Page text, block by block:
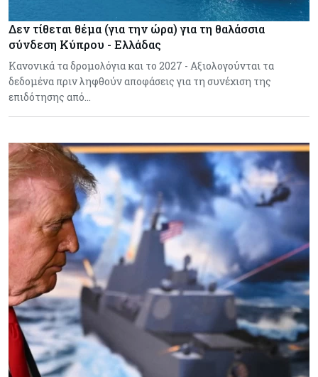
Δεν τίθεται θέμα (για την ώρα) για τη θαλάσσια
σύνδεση Κύπρου - Ελλάδας
Κανονικά τα δρομολόγια και το 2027 - Αξιολογούνται τα
δεδομένα πριν ληφθούν αποφάσεις για τη συνέχιση της
επιδότησης από…